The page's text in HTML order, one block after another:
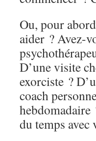
Ou, pour
aider ? Avez-
D’une visite
exorciste ?
coach
hebdomadaire
du temps avec